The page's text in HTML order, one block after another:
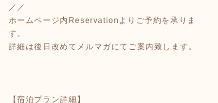
／／
ホームページ内Reservationよりご予約を承りま
す。
詳細は後日改めてメルマガにてご案内致します。
【宿泊プラン詳細】